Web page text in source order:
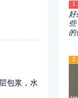
包浆，水
1
2